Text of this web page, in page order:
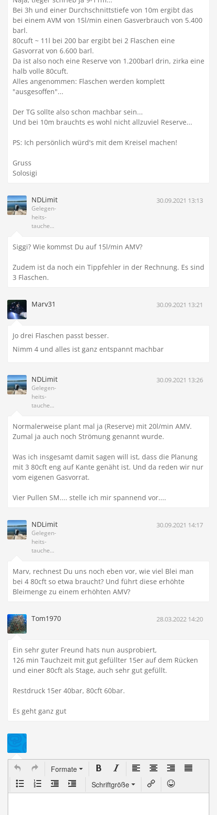
Bei 3h und einer Durchschnittstiefe von 10m ergibt das
bei einem AVM von 15l/min einen Gasverbrauch von 5.400
barl.
80cuft ~ 11l bei 200 bar ergibt bei 2 Flaschen eine
Gasvorrat von 6.600 barl.
Da ist also noch eine Reserve von 1.200barl drin, zirka eine
halb volle 80cuft.
Alles angenommen: Flaschen werden komplett
"ausgesoffen"...
Der TG sollte also schon machbar sein...
Und bei 10m brauchts es wohl nicht allzuviel Reserve...
PS: Ich persönlich würd's mit dem Kreisel machen!
Gruss
Solosigi
NDLimit
Gelegen-
heits-
tauche...
30.09.2021 13:13
Siggi? Wie kommst Du auf 15l/min AMV?
Zudem ist da noch ein Tippfehler in der Rechnung. Es sind
3 Flaschen.
Marv31 30.09.2021 13:21
Jo drei Flaschen passt besser.
Nimm 4 und alles ist ganz entspannt machbar
NDLimit
Gelegen-
heits-
tauche...
30.09.2021 13:26
Normalerweise plant mal ja (Reserve) mit 20l/min AMV.
Zumal ja auch noch Strömung genannt wurde.
Was ich insgesamt damit sagen will ist, dass die Planung
mit 3 80cft eng auf Kante genäht ist. Und da reden wir nur
vom eigenen Gasvorrat.
Vier Pullen SM.... stelle ich mir spannend vor....
NDLimit
Gelegen-
heits-
tauche...
30.09.2021 14:17
Marv, rechnest Du uns noch eben vor, wie viel Blei man
bei 4 80cft so etwa braucht? Und führt diese erhöhte
Bleimenge zu einem erhöhten AMV?
Tom1970 28.03.2022 14:20
Ein sehr guter Freund hats nun ausprobiert,
126 min Tauchzeit mit gut gefüllter 15er auf dem Rücken
und einer 80cft als Stage, auch sehr gut gefüllt.
Restdruck 15er 40bar, 80cft 60bar.
Es geht ganz gut
Formate
Schriftgröße